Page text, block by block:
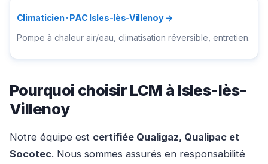
Climaticien · PAC Isles-lès-Villenoy →
Pompe à chaleur air/eau, climatisation réversible, entretien.
Pourquoi choisir LCM à Isles-lès-
Villenoy
Notre équipe est certifiée Qualigaz, Qualipac et
Socotec. Nous sommes assurés en responsabilité